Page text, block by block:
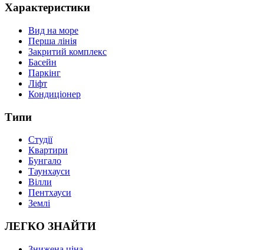
Характеристики
Вид на море
Перша лінія
Закритий комплекс
Басейн
Паркінг
Ліфт
Кондиціонер
Типи
Студії
Квартири
Бунгало
Таунхауси
Вілли
Пентхауси
Землі
ЛЕГКО ЗНАЙТИ